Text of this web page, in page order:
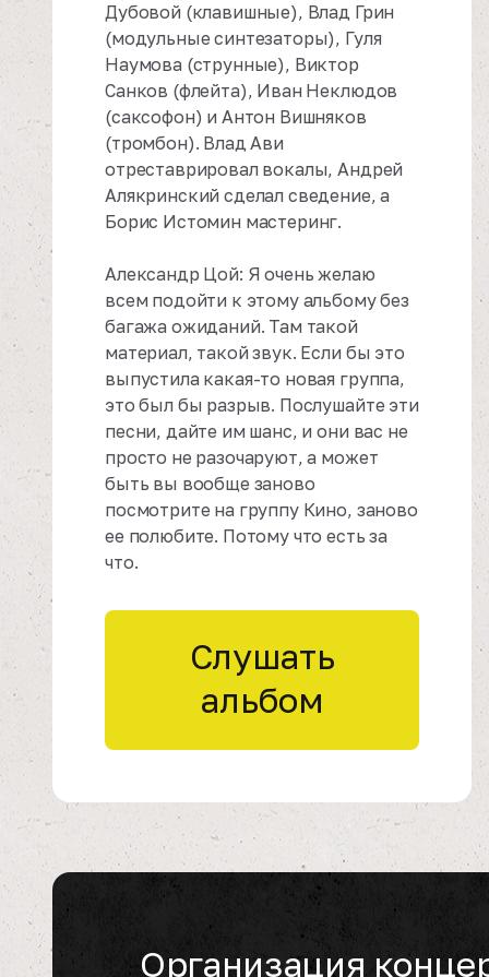
Дубовой (клавишные), Влад Грин
(модульные синтезаторы), Гуля
Наумова (струнные), Виктор
Санков (флейта), Иван Неклюдов
(саксофон) и Антон Вишняков
(тромбон). Влад Ави
отреставрировал вокалы, Андрей
Алякринский сделал сведение, а
Борис Истомин мастеринг.
Александр Цой: Я очень желаю
всем подойти к этому альбому без
багажа ожиданий. Там такой
материал, такой звук. Если бы это
выпустила какая-то новая группа,
это был бы разрыв. Послушайте эти
песни, дайте им шанс, и они вас не
просто не разочаруют, а может
быть вы вообще заново
посмотрите на группу Кино, заново
ее полюбите. Потому что есть за
что.
Слушать
альбом
Организация